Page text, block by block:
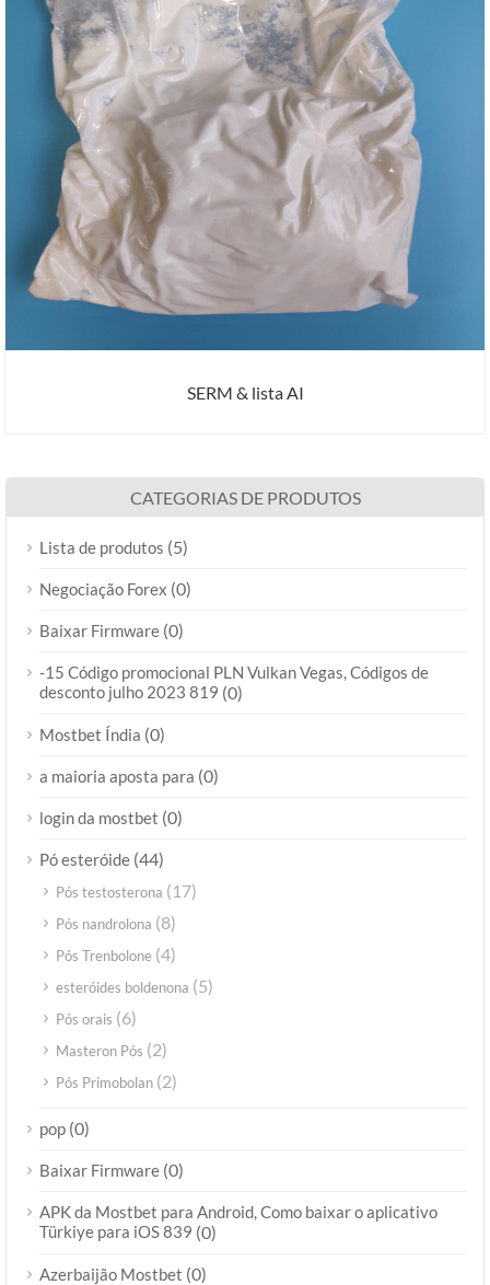
SERM & lista AI
CATEGORIAS DE PRODUTOS
Lista de produtos (5)
Negociação Forex (0)
Baixar Firmware (0)
-15 Código promocional PLN Vulkan Vegas, Códigos de
desconto julho 2023 819 (0)
Mostbet Índia (0)
a maioria aposta para (0)
login da mostbet (0)
Pó esteróide (44)
Pós testosterona (17)
Pós nandrolona (8)
Pós Trenbolone (4)
esteróides boldenona (5)
Pós orais (6)
Masteron Pós (2)
Pós Primobolan (2)
pop (0)
Baixar Firmware (0)
APK da Mostbet para Android, Como baixar o aplicativo
Türkiye para iOS 839 (0)
Azerbaijão Mostbet (0)